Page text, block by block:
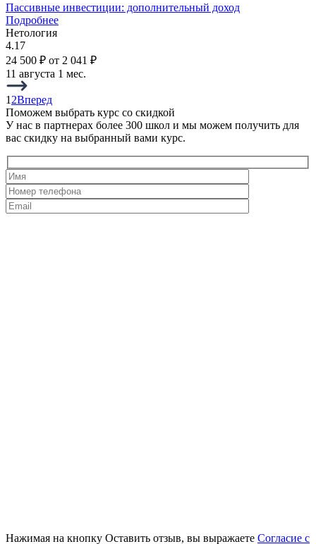
Пассивные инвестиции: дополнительный доход
Подробнее
Нетология
4.17
24 500 ₽ от 2 041 ₽
11 августа 1 мес.
1 2Вперед
Поможем выбрать курс со скидкой
У нас в партнерах более 300 школ и мы можем получить для
вас скидку на выбранный вами курс.
Нажимая на кнопку Оставить отзыв, вы выражаете Согласие с